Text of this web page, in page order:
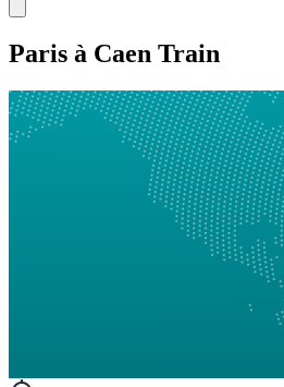
Paris à Caen Train